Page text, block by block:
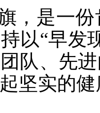
，是一
以“早发
队、先
坚实的